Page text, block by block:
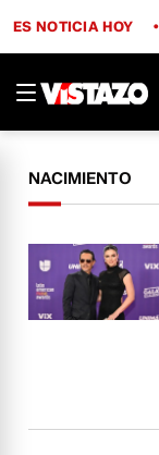
ES NOTICIA HOY
NACIMIENTO